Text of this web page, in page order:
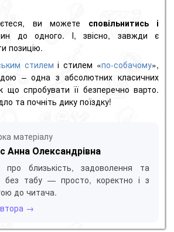
ви можете сповільнитись і
до одного. І, звісно, ​​завжди є
позицію.
стилем істилем «по-собачому»,
– одна з абсолютних класичних
що спробувати її безперечно варто.
та почніть дику поїздку!
матеріалу
Анна Олександрівна
близькість, задоволення та
без табу — просто, коректно і з
до читача.
→